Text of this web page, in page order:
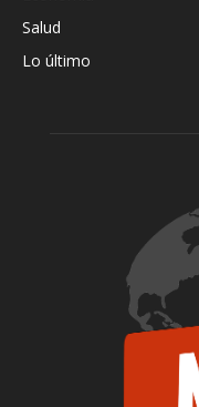
Salud
Lo último